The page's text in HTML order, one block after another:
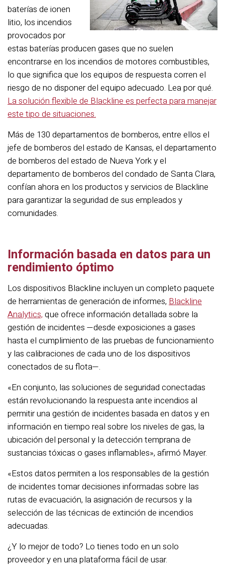
baterías de ionen
litio, los incendios
provocados por
estas baterías producen gases que no suelen
encontrarse en los incendios de motores combustibles,
lo que significa que los equipos de respuesta corren el
riesgo de no disponer del equipo adecuado. Lea por qué.
La solución flexible de Blackline es perfecta para manejar
este tipo de situaciones.
Más de 130 departamentos de bomberos, entre ellos el
jefe de bomberos del estado de Kansas, el departamento
de bomberos del estado de Nueva York y el
departamento de bomberos del condado de Santa Clara,
confían ahora en los productos y servicios de Blackline
para garantizar la seguridad de sus empleados y
comunidades.
Información basada en datos para un
rendimiento óptimo
Los dispositivos Blackline incluyen un completo paquete
de herramientas de generación de informes, Blackline
Analytics, que ofrece información detallada sobre la
gestión de incidentes —desde exposiciones a gases
hasta el cumplimiento de las pruebas de funcionamiento
y las calibraciones de cada uno de los dispositivos
conectados de su flota—.
«En conjunto, las soluciones de seguridad conectadas
están revolucionando la respuesta ante incendios al
permitir una gestión de incidentes basada en datos y en
información en tiempo real sobre los niveles de gas, la
ubicación del personal y la detección temprana de
sustancias tóxicas o gases inflamables», afirmó Mayer.
«Estos datos permiten a los responsables de la gestión
de incidentes tomar decisiones informadas sobre las
rutas de evacuación, la asignación de recursos y la
selección de las técnicas de extinción de incendios
adecuadas.
¿Y lo mejor de todo? Lo tienes todo en un solo
proveedor y en una plataforma fácil de usar.